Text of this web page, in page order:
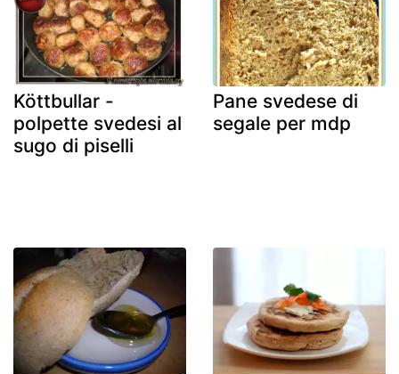
Köttbullar -
polpette svedesi al
sugo di piselli
Pane svedese di
segale per mdp